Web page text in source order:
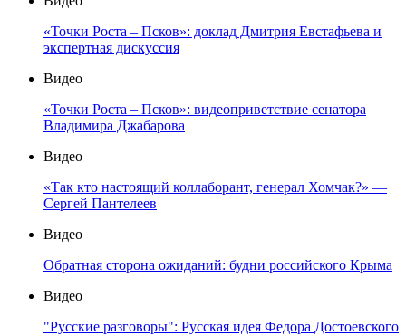
«Точки Роста – Псков»: доклад Дмитрия Евстафьева и
экспертная дискуссия
Видео
«Точки Роста – Псков»: видеоприветствие сенатора
Владимира Джабарова
Видео
«Так кто настоящий коллаборант, генерал Хомчак?» —
Сергей Пантелеев
Видео
Обратная сторона ожиданий: будни российского Крыма
Видео
"Русские разговоры": Русская идея Федора Достоевского